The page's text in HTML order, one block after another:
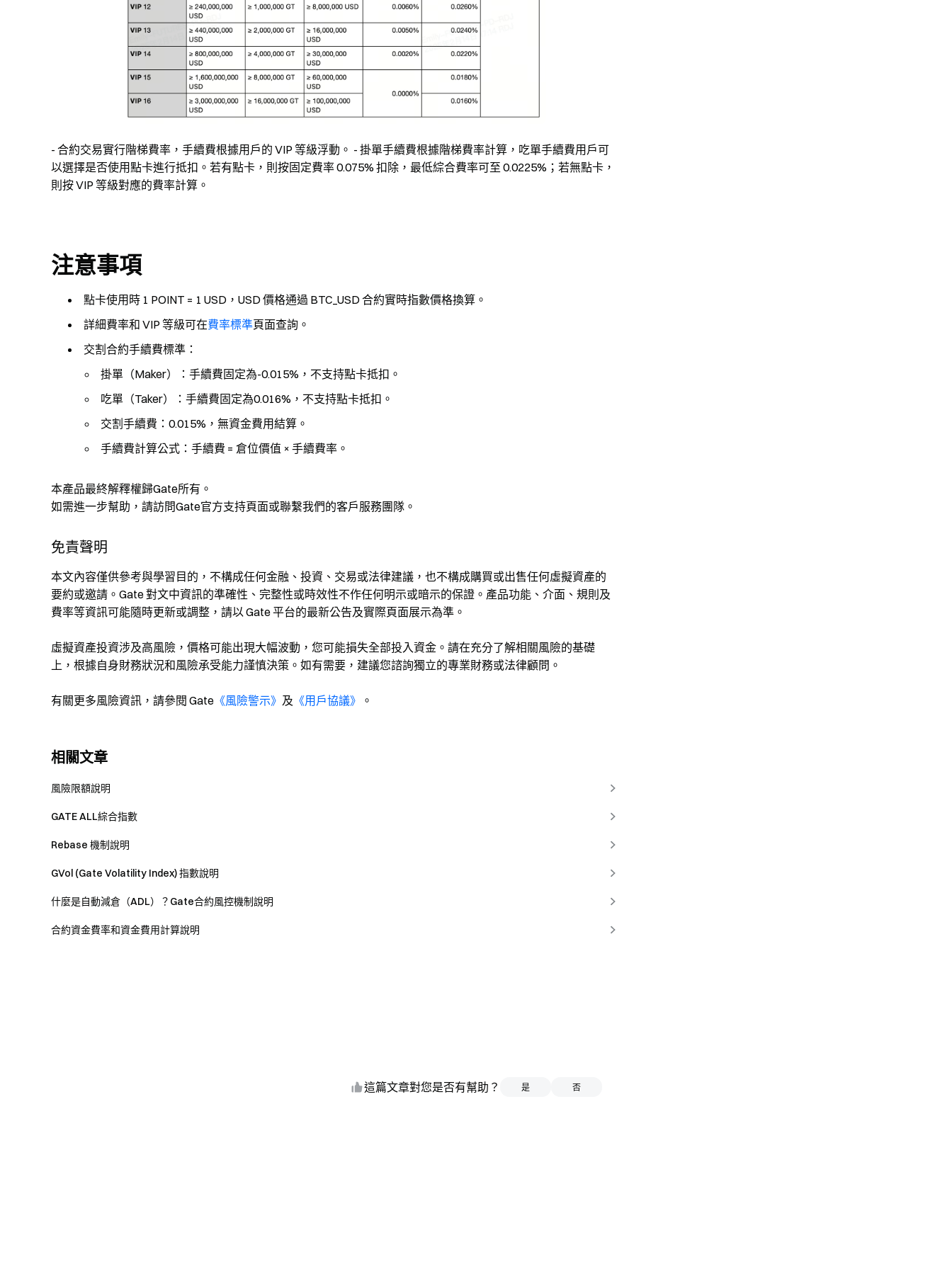
- 合約交易實行階梯費率，手續費根據用戶的 VIP 等級浮動。 - 掛單手續費根據階梯費率計算，吃單手續費用戶可
以選擇是否使用點卡進行抵扣。若有點卡，則按固定費率 0.075% 扣除，最低綜合費率可至 0.0225%；若無點卡，
則按 VIP 等級對應的費率計算。
注意事項
點卡使用時 1 POINT = 1 USD，USD 價格通過 BTC_USD 合約實時指數價格換算。
詳細費率和 VIP 等級可在費率標準頁面查詢。
交割合約手續費標準：
掛單（Maker）：手續費固定為-0.015%，不支持點卡抵扣。
吃單（Taker）：手續費固定為0.016%，不支持點卡抵扣。
交割手續費：0.015%，無資金費用結算。
手續費計算公式：手續費 = 倉位價值 × 手續費率。
本產品最終解釋權歸Gate所有。
如需進一步幫助，請訪問Gate官方支持頁面或聯繫我們的客戶服務團隊。
免責聲明
本文內容僅供參考與學習目的，不構成任何金融、投資、交易或法律建議，也不構成購買或出售任何虛擬資產的
要約或邀請。Gate 對文中資訊的準確性、完整性或時效性不作任何明示或暗示的保證。產品功能、介面、規則及
費率等資訊可能隨時更新或調整，請以 Gate 平台的最新公告及實際頁面展示為準。
虛擬資產投資涉及高風險，價格可能出現大幅波動，您可能損失全部投入資金。請在充分了解相關風險的基礎
上，根據自身財務狀況和風險承受能力謹慎決策。如有需要，建議您諮詢獨立的專業財務或法律顧問。
有關更多風險資訊，請參閱 Gate 《風險警示》 及 《用戶協議》 。
相關文章
風險限額說明
GATE ALL綜合指數
Rebase 機制說明
GVol (Gate Volatility Index) 指數說明
什麼是自動減倉（ADL）？Gate合約風控機制說明
合約資金費率和資金費用計算說明
是 否
這篇文章對您是否有幫助？ 是 否